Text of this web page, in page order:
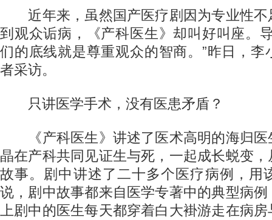
近年来，虽然国产医疗剧因为专业性不
到观众诟病，《产科医生》却叫好叫座。
们的底线就是尊重观众的智商。”昨日，李
者采访。
只讲医学手术，没有医患矛盾？
《产科医生》讲述了医术高明的海归医
晶在产科共同见证生与死，一起成长蜕变
故事。剧中讲述了二十多个医疗病例，用
说，剧中故事都来自医学专著中的典型病
上剧中的医生每天都穿着白大褂游走在病